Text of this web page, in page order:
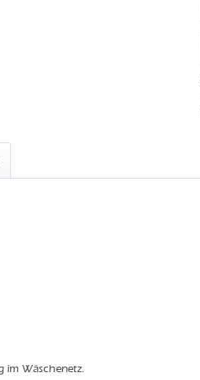
im Wäschenetz.